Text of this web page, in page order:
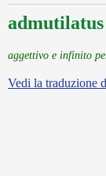
admutilatus
aggettivo e infinito
Vedi la traduzione